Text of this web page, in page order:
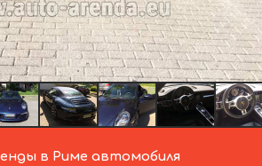
в Риме автомобиля